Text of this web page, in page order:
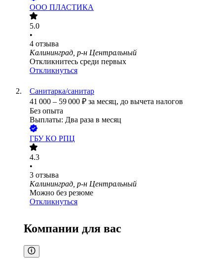
ООО ПЛАСТИКА
5.0
•
4 отзыва
Калининград, р-н Центральный
Откликнитесь среди первых
Откликнуться
Санитарка/санитар
41 000 – 59 000 ₽ за месяц, до вычета налогов
Без опыта
Выплаты: Два раза в месяц
ГБУ КО РПЦ
4.3
•
3 отзыва
Калининград, р-н Центральный
Можно без резюме
Откликнуться
Компании для вас